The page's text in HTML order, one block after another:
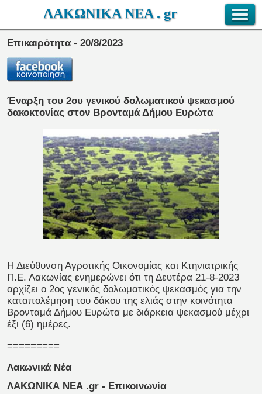
ΛΑΚΩΝΙΚΑ ΝΕΑ . gr
Επικαιρότητα - 20/8/2023
Έναρξη του 2ου γενικού δολωματικού ψεκασμού
δακοκτονίας στον Βρονταμά Δήμου Ευρώτα
Η Διεύθυνση Αγροτικής Οικονομίας και Κτηνιατρικής
Π.Ε. Λακωνίας ενημερώνει ότι τη Δευτέρα 21-8-2023
αρχίζει ο 2ος γενικός δολωματικός ψεκασμός για την
καταπολέμηση του δάκου της ελιάς στην κοινότητα
Βρονταμά Δήμου Ευρώτα με διάρκεια ψεκασμού μέχρι
έξι (6) ημέρες.
=========
Λακωνικά Νέα
ΛΑΚΩΝΙΚΑ ΝΕΑ .gr - Επικοινωνία